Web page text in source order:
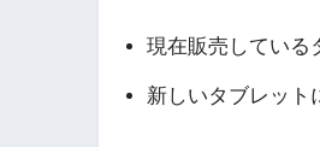
現在販売している
新しいタブレット